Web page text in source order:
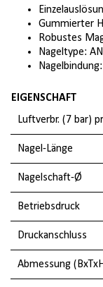
Gummierter
Robustes
Nageltype:
EIGENSCHAFT
Luftverbr. (7 bar)
Nagel-Länge
Nagelschaft-Ø
Betriebsdruck
Druckanschluss
Abmessung